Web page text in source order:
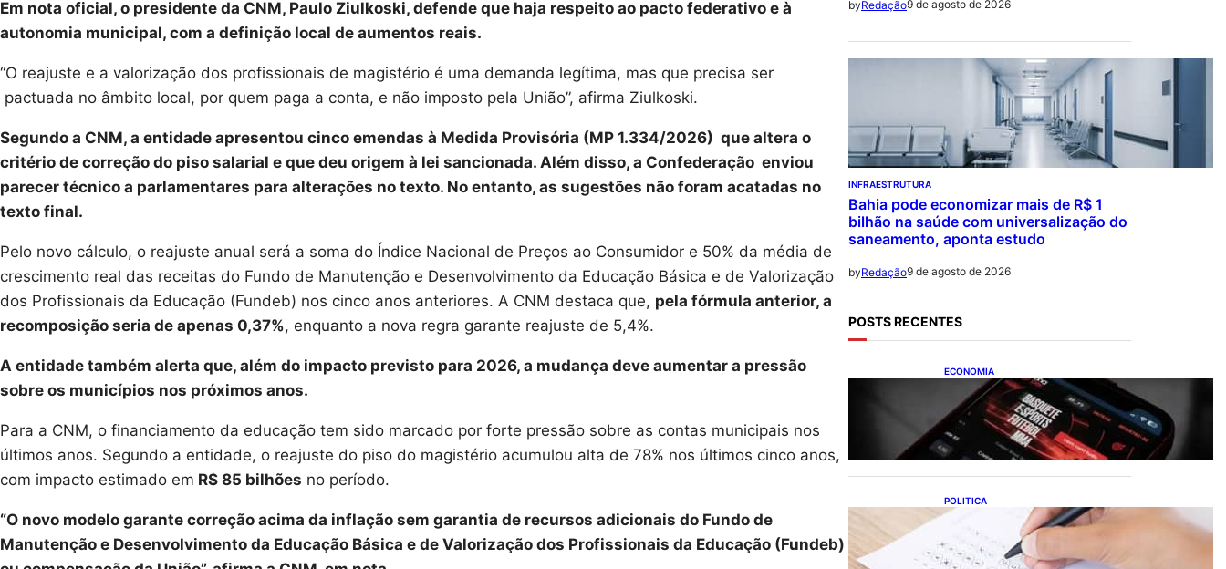
Em nota oficial, o presidente da CNM, Paulo Ziulkoski, defende que haja respeito ao pacto federativo e à
autonomia municipal, com a definição local de aumentos reais.
“O reajuste e a valorização dos profissionais de magistério é uma demanda legítima, mas que precisa ser
pactuada no âmbito local, por quem paga a conta, e não imposto pela União”, afirma Ziulkoski.
Segundo a CNM, a entidade apresentou cinco emendas à Medida Provisória (MP 1.334/2026) que altera o
critério de correção do piso salarial e que deu origem à lei sancionada. Além disso, a Confederação enviou
parecer técnico a parlamentares para alterações no texto. No entanto, as sugestões não foram acatadas no
texto final.
Pelo novo cálculo, o reajuste anual será a soma do Índice Nacional de Preços ao Consumidor e 50% da média de
crescimento real das receitas do Fundo de Manutenção e Desenvolvimento da Educação Básica e de Valorização
dos Profissionais da Educação (Fundeb) nos cinco anos anteriores. A CNM destaca que, pela fórmula anterior, a
recomposição seria de apenas 0,37%, enquanto a nova regra garante reajuste de 5,4%.
A entidade também alerta que, além do impacto previsto para 2026, a mudança deve aumentar a pressão
sobre os municípios nos próximos anos.
Para a CNM, o financiamento da educação tem sido marcado por forte pressão sobre as contas municipais nos
últimos anos. Segundo a entidade, o reajuste do piso do magistério acumulou alta de 78% nos últimos cinco anos,
com impacto estimado em R$ 85 bilhões no período.
“O novo modelo garante correção acima da inflação sem garantia de recursos adicionais do Fundo de
Manutenção e Desenvolvimento da Educação Básica e de Valorização dos Profissionais da Educação (Fundeb)
byRedação9 de agosto de 2026
INFRAESTRUTURA
Bahia pode economizar mais de R$ 1
bilhão na saúde com universalização do
saneamento, aponta estudo
byRedação9 de agosto de 2026
POSTS RECENTES
ECONOMIA
Brasileiros tiveram prejuízo
de R$ 62,5 bilhões com bets
em 2025
POLITICA
Concursos públicos
oferecem oportunidades
mesmo durante o